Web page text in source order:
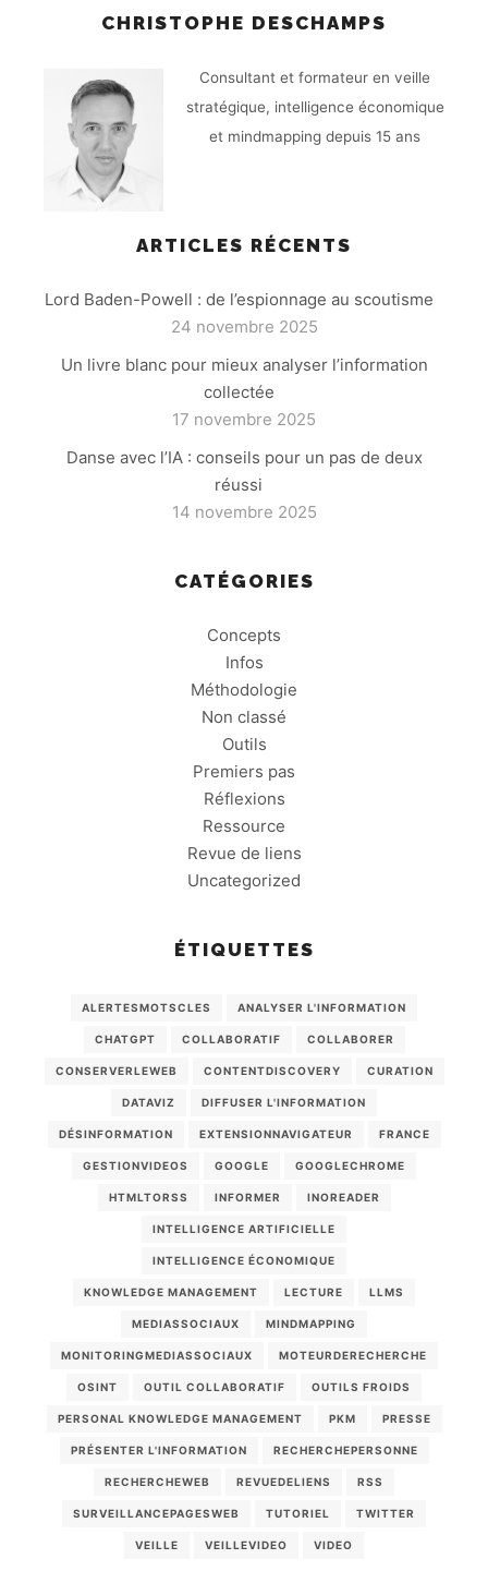
CHRISTOPHE DESCHAMPS
Consultant et formateur en veille
stratégique, intelligence économique
et mindmapping depuis 15 ans
ARTICLES RÉCENTS
Lord Baden-Powell : de l’espionnage au scoutisme
24 novembre 2025
Un livre blanc pour mieux analyser l’information
collectée
17 novembre 2025
Danse avec l’IA : conseils pour un pas de deux
réussi
14 novembre 2025
CATÉGORIES
Concepts
Infos
Méthodologie
Non classé
Outils
Premiers pas
Réflexions
Ressource
Revue de liens
Uncategorized
ÉTIQUETTES
ALERTESMOTSCLES ANALYSER L'INFORMATION
CHATGPT COLLABORATIF COLLABORER
CONSERVERLEWEB CONTENTDISCOVERY CURATION
DATAVIZ DIFFUSER L'INFORMATION
DÉSINFORMATION EXTENSIONNAVIGATEUR FRANCE
GESTIONVIDEOS GOOGLE GOOGLECHROME
HTMLTORSS INFORMER INOREADER
INTELLIGENCE ARTIFICIELLE
INTELLIGENCE ÉCONOMIQUE
KNOWLEDGE MANAGEMENT LECTURE LLMS
MEDIASSOCIAUX MINDMAPPING
MONITORINGMEDIASSOCIAUX MOTEURDERECHERCHE
OSINT OUTIL COLLABORATIF OUTILS FROIDS
PERSONAL KNOWLEDGE MANAGEMENT PKM PRESSE
PRÉSENTER L'INFORMATION RECHERCHEPERSONNE
RECHERCHEWEB REVUEDELIENS RSS
SURVEILLANCEPAGESWEB TUTORIEL TWITTER
VEILLE VEILLEVIDEO VIDEO